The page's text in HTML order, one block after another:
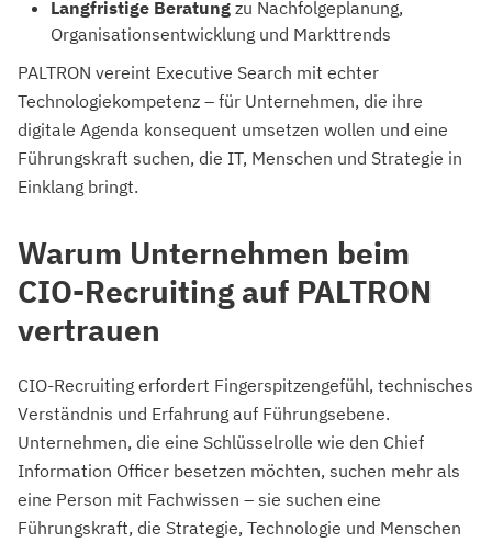
Langfristige Beratung zu Nachfolgeplanung,
Organisationsentwicklung und Markttrends
PALTRON vereint Executive Search mit echter
Technologiekompetenz – für Unternehmen, die ihre
digitale Agenda konsequent umsetzen wollen und eine
Führungskraft suchen, die IT, Menschen und Strategie in
Einklang bringt.
Warum Unternehmen beim
CIO-Recruiting auf PALTRON
vertrauen
CIO-Recruiting erfordert Fingerspitzengefühl, technisches
Verständnis und Erfahrung auf Führungsebene.
Unternehmen, die eine Schlüsselrolle wie den Chief
Information Officer besetzen möchten, suchen mehr als
eine Person mit Fachwissen – sie suchen eine
Führungskraft, die Strategie, Technologie und Menschen